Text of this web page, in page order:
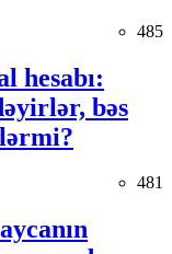
485
hesabı:
bəs
481